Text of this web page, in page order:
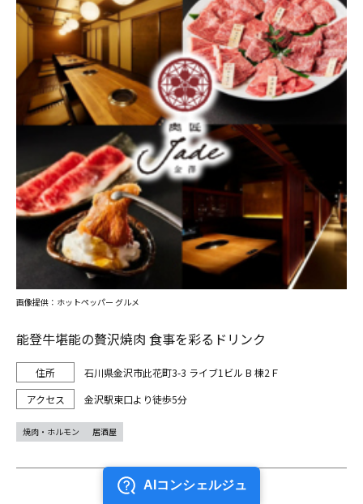
能登牛堪能の贅沢焼肉 食事を彩るドリンク
石川県金沢市此花町3-3 ライブ1ビル B 棟2Ｆ
金沢駅東口より徒歩5分
画像提供：ホットペッパー グルメ
焼肉・ホルモン 居酒屋